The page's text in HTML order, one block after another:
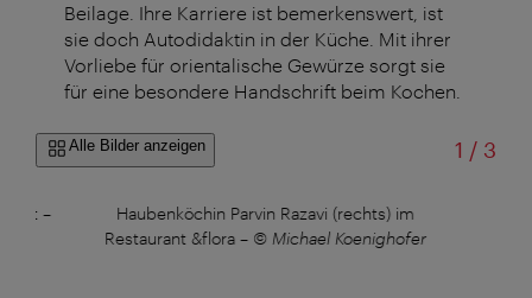
Beilage. Ihre Karriere ist bemerkenswert, ist
sie doch Autodidaktin in der Küche. Mit ihrer
Vorliebe für orientalische Gewürze sorgt sie
für eine besondere Handschrift beim Kochen.
Alle Bilder anzeigen 1 /von
3
–
Haubenköchin Parvin Razavi (rechts) im
Restaurant &flora – © Michael Koenighofer